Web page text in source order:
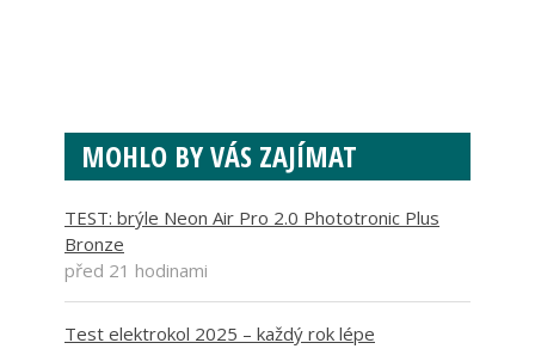
MOHLO BY VÁS ZAJÍMAT
TEST: brýle Neon Air Pro 2.0 Phototronic Plus
Bronze
před 21 hodinami
Test elektrokol 2025 – každý rok lépe